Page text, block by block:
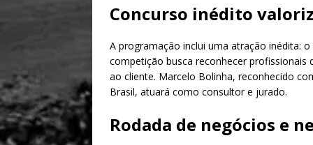
Concurso inédito
A programação inclui uma atração inédita:
competição busca reconhecer
ao cliente. Marcelo Bolinha, reconhecido
Brasil, atuará como consultor e jurado.
Rodada de negócios e